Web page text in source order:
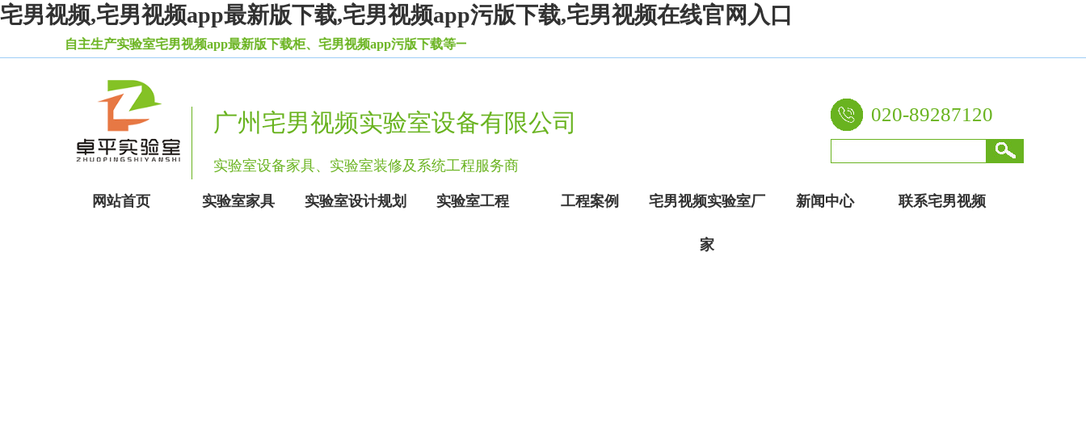
宅男视频,宅男视频app最新版下载,宅男视频app污版下载,宅男视频在线官网入口
，自主生产实验室宅男视频app最新版下载柜、宅男视频app污版下载等一系列实验室设备家具。
广州宅男视频实验室设备有限公司
实验室设备家具、实验室装修及系统工程服务商
020-89287120
网站首页 实验室家具 实验室设计规划 实验室工程 工程案例 宅男视频实验室厂
家
新闻中心 联系宅男视频